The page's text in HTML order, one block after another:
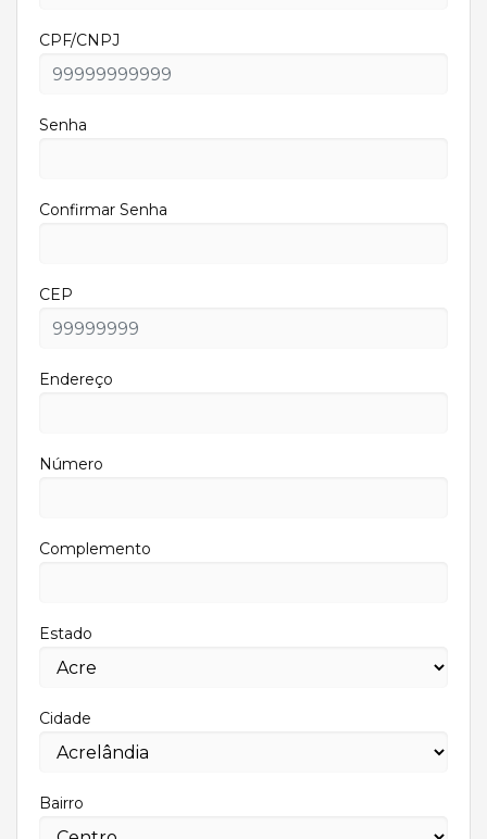
CPF/CNPJ
Senha
Confirmar Senha
CEP
Endereço
Número
Complemento
Estado
Cidade
Bairro